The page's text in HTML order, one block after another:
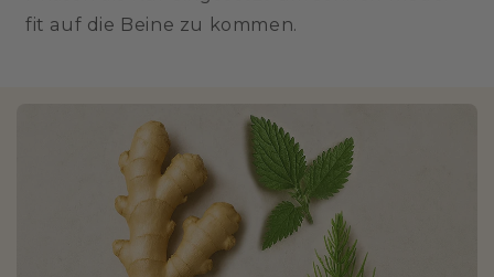
fit auf die Beine zu kommen.